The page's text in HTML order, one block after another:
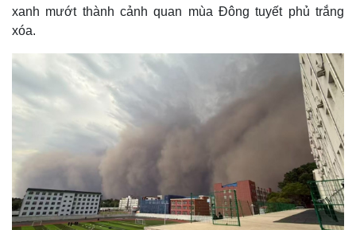
n
n
g
T
i
m
e
xanh mướt thành cảnh quan mùa Đông tuyết phủ trắng
xóa.